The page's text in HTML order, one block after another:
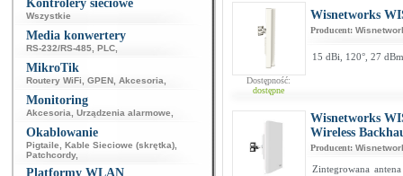
Kontrolery sieciowe
Wszystkie
Media konwertery
RS-232/RS-485 PLC
MikroTik
Routery WiFi GPEN Akcesoria
Monitoring
Akcesoria Urządzenia alarmowe
Okablowanie
Pigtaile Kable Sieciowe (skrętka)
Patchcordy,
Platformy WLAN
Dostępność:
dostępne
Wisnetworks
Producent:
15 dBi, 120°, 27
Wisnetworks
Wireless
Producent:
Zintegrowana